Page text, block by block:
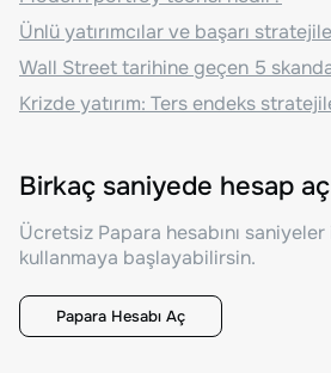
Ünlü yatırımcılar ve başarı
Wall Street tarihine geçen 5
Krizde yatırım: Ters endeks
Birkaç saniyede hesap aç
Ücretsiz Papara hesabını
kullanmaya başlayabilirsin.
Papara Hesabı Aç